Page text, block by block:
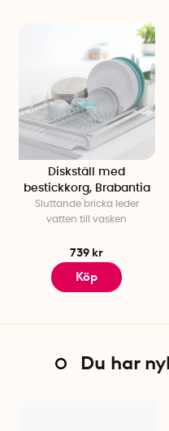
Diskställ med
bestickkorg, Brabantia
Sluttande bricka leder
vatten till vasken
739 kr
Köp
Du har